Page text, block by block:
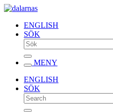
ENGLISH
SÖK
MENY
ENGLISH
SÖK